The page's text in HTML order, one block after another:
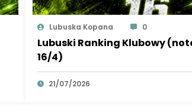
Lubuska Kopana 0
Lubuski Ranking Klubowy
16/4)
21/07/2026